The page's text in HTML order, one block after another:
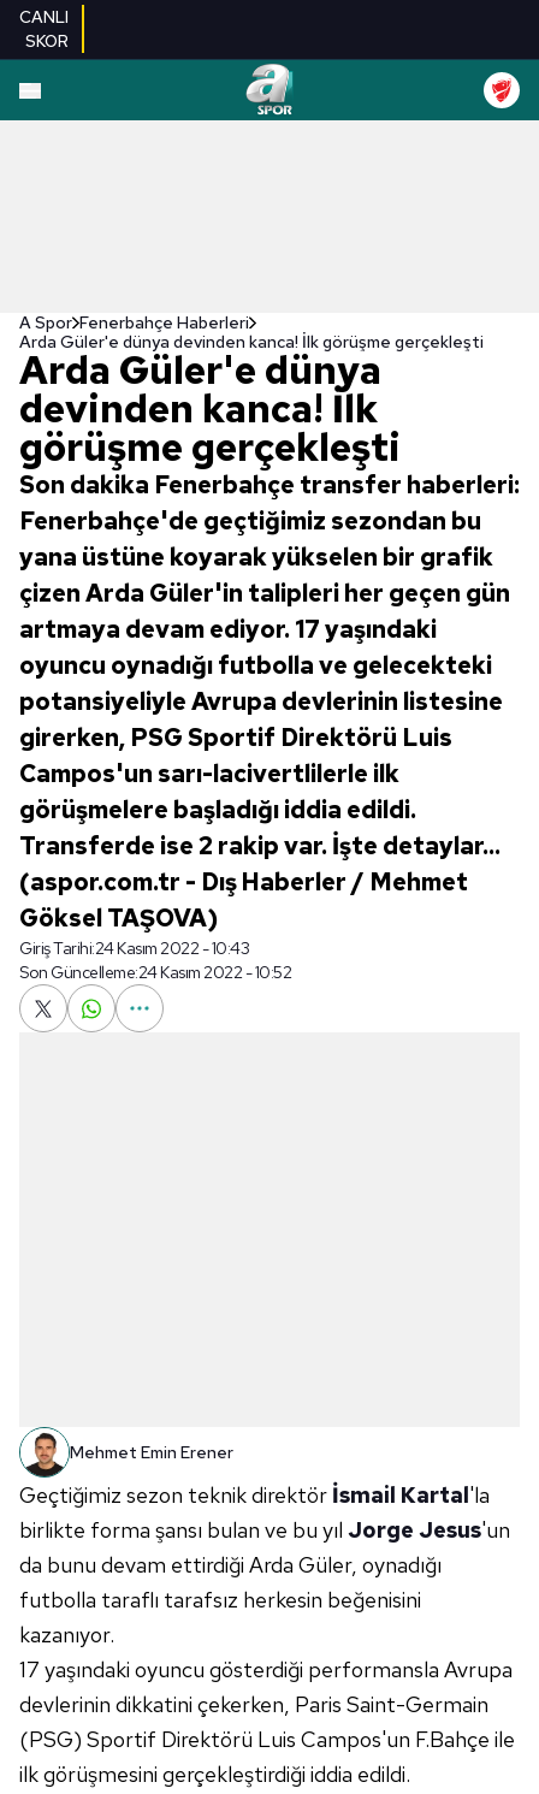
CANLI
SKOR
A Spor Fenerbahçe Haberleri
Arda Güler'e dünya devinden kanca! İlk görüşme gerçekleşti
Arda Güler'e dünya
devinden kanca! İlk
görüşme gerçekleşti
Son dakika Fenerbahçe transfer haberleri:
Fenerbahçe'de geçtiğimiz sezondan bu
yana üstüne koyarak yükselen bir grafik
çizen Arda Güler'in talipleri her geçen gün
artmaya devam ediyor. 17 yaşındaki
oyuncu oynadığı futbolla ve gelecekteki
potansiyeliyle Avrupa devlerinin listesine
girerken, PSG Sportif Direktörü Luis
Campos'un sarı-lacivertlilerle ilk
görüşmelere başladığı iddia edildi.
Transferde ise 2 rakip var. İşte detaylar...
(aspor.com.tr - Dış Haberler / Mehmet
Göksel TAŞOVA)
Giriş Tarihi:24 Kasım 2022 - 10:43
Son Güncelleme:24 Kasım 2022 - 10:52
Mehmet Emin Erener
Geçtiğimiz sezon teknik direktör İsmail Kartal'la
birlikte forma şansı bulan ve bu yıl Jorge Jesus'un
da bunu devam ettirdiği Arda Güler, oynadığı
futbolla taraflı tarafsız herkesin beğenisini
kazanıyor.
17 yaşındaki oyuncu gösterdiği performansla Avrupa
devlerinin dikkatini çekerken, Paris Saint-Germain
(PSG) Sportif Direktörü Luis Campos'un F.Bahçe ile
ilk görüşmesini gerçekleştirdiği iddia edildi.